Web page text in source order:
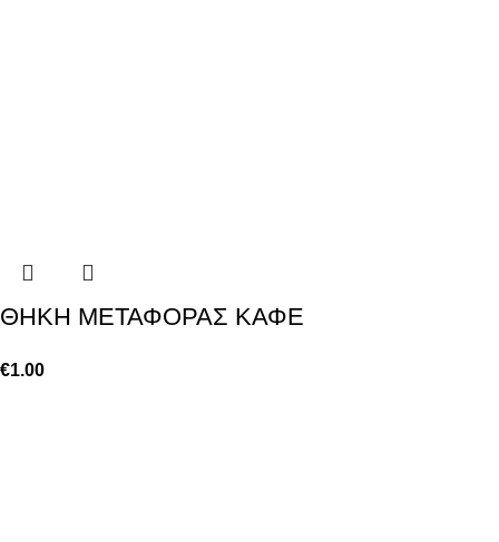
ΘΗΚΗ ΜΕΤΑΦΟΡΑΣ ΚΑΦΕ
€1.00